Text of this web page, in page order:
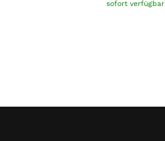
sofort verfügbar